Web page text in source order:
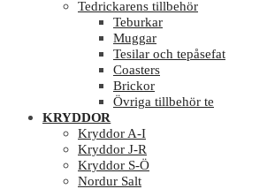
Tedrickarens tillbehör
Teburkar
Muggar
Tesilar och tepåsefat
Coasters
Brickor
Övriga tillbehör te
KRYDDOR
Kryddor A-I
Kryddor J-R
Kryddor S-Ö
Nordur Salt